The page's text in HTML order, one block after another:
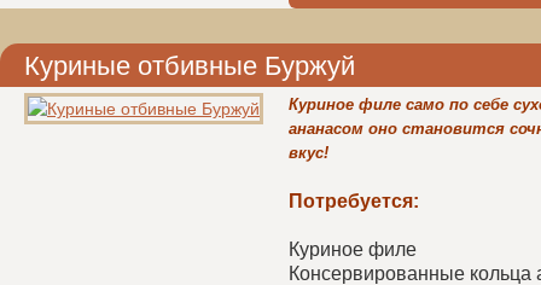
Куриные отбивные Буржуй
Куриное филе само по себе
ананасом оно становится
вкус!
Потребуется:
Куриное филе
Консервированные кольца